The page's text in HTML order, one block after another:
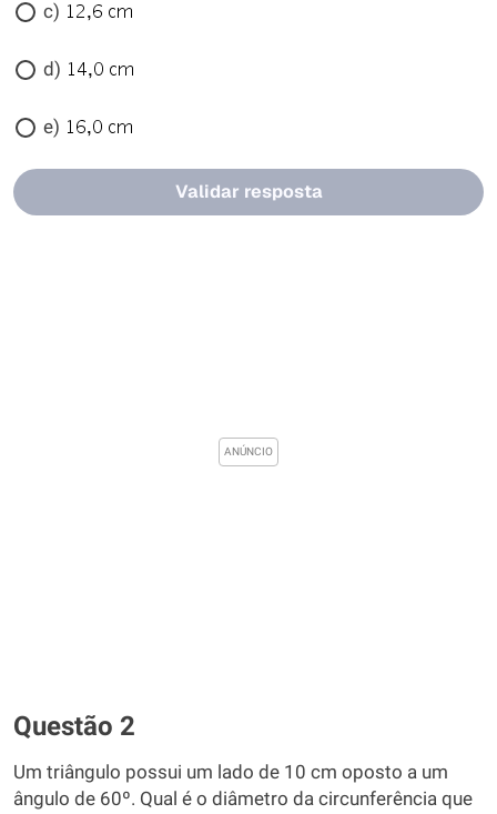
c)
d)
e)
Validar resposta
Questão 2
Um triângulo possui um lado de 10 cm oposto a um
ângulo de 60º. Qual é o diâmetro da circunferência que